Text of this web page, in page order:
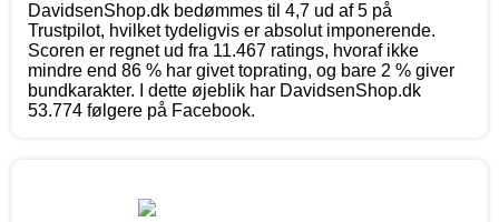
DavidsenShop.dk bedømmes til 4,7 ud af 5 på
Trustpilot, hvilket tydeligvis er absolut imponerende.
Scoren er regnet ud fra 11.467 ratings, hvoraf ikke
mindre end 86 % har givet toprating, og bare 2 % giver
bundkarakter. I dette øjeblik har DavidsenShop.dk
53.774 følgere på Facebook.